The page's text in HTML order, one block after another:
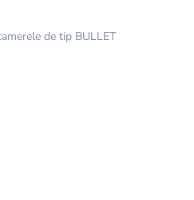
de tip BULLET